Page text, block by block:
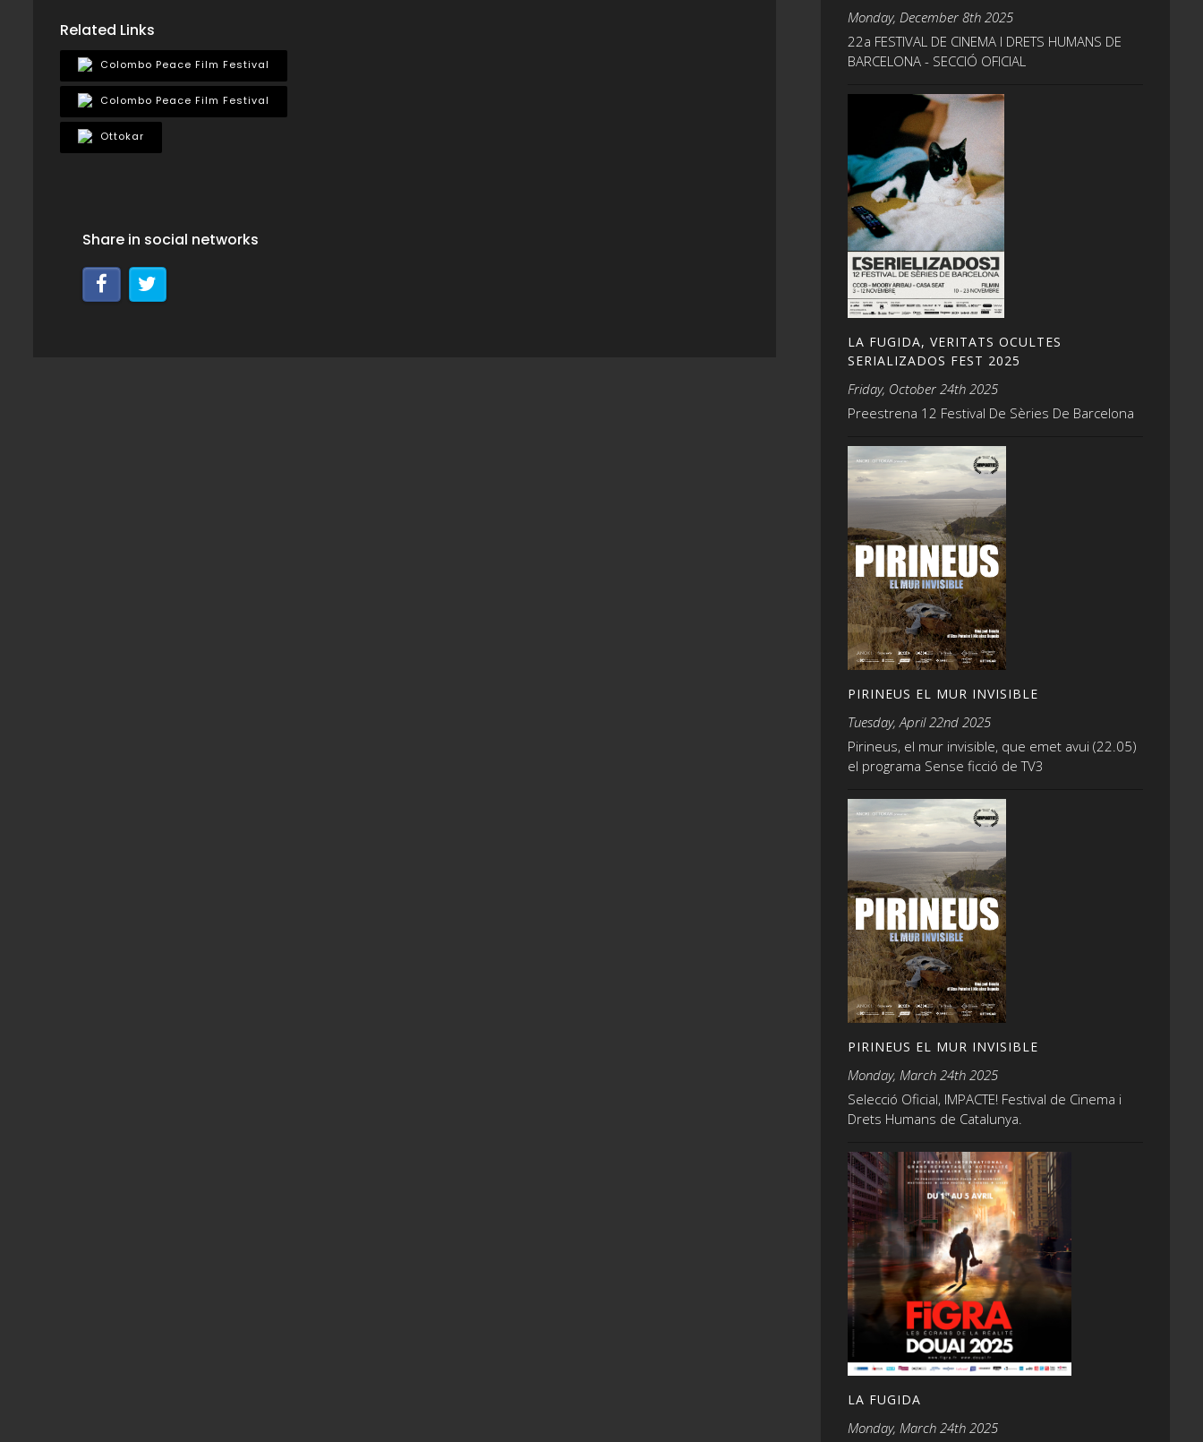
Related Links
Colombo Peace Film Festival
Colombo Peace Film Festival
Ottokar
Share in social networks
Monday, December 8th 2025
22a FESTIVAL DE CINEMA I DRETS HUMANS DE
BARCELONA - SECCIÓ OFICIAL
LA FUGIDA, VERITATS OCULTES
SERIALIZADOS FEST 2025
Friday, October 24th 2025
Preestrena 12 Festival De Sèries De Barcelona
PIRINEUS EL MUR INVISIBLE
Tuesday, April 22nd 2025
Pirineus, el mur invisible, que emet avui (22.05)
el programa Sense ficció de TV3
PIRINEUS EL MUR INVISIBLE
Monday, March 24th 2025
Selecció Oficial, IMPACTE! Festival de Cinema i
Drets Humans de Catalunya.
LA FUGIDA
Monday, March 24th 2025